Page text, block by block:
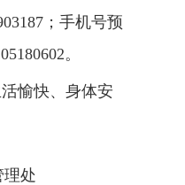
；手机号预
。
愉快、身体安
理处